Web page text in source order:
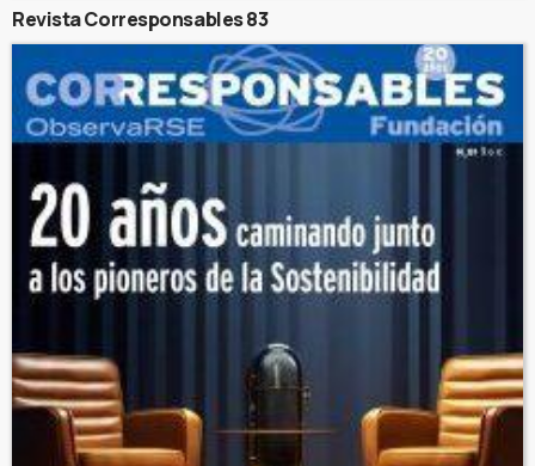
Revista Corresponsables 83